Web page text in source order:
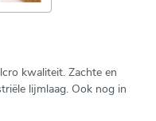
kwaliteit. Zachte en
lijmlaag. Ook nog in